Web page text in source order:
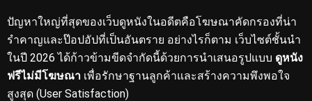
ปัญหาใหญ่ที่สุดของเว็บดูหนังในอดีตคือโฆษณาคัดกรองที่น่า
รำคาญและป๊อปอัปที่เป็นอันตราย อย่างไรก็ตาม เว็บไซต์ชั้นนำ
ในปี 2026 ได้ก้าวข้ามขีดจำกัดนี้ด้วยการนำเสนอรูปแบบ ดูหนัง
ฟรีไม่มีโฆษณา เพื่อรักษาฐานลูกค้าและสร้างความพึงพอใจ
สูงสุด (User Satisfaction)